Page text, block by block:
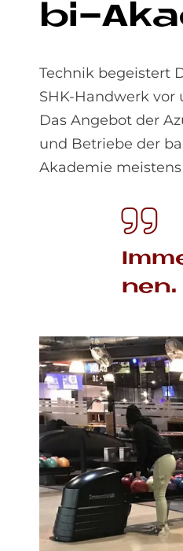
bi-
Technik begeistert
SHK-Handwerk
Das Angebot der
und Betriebe der
Akademie
nen.